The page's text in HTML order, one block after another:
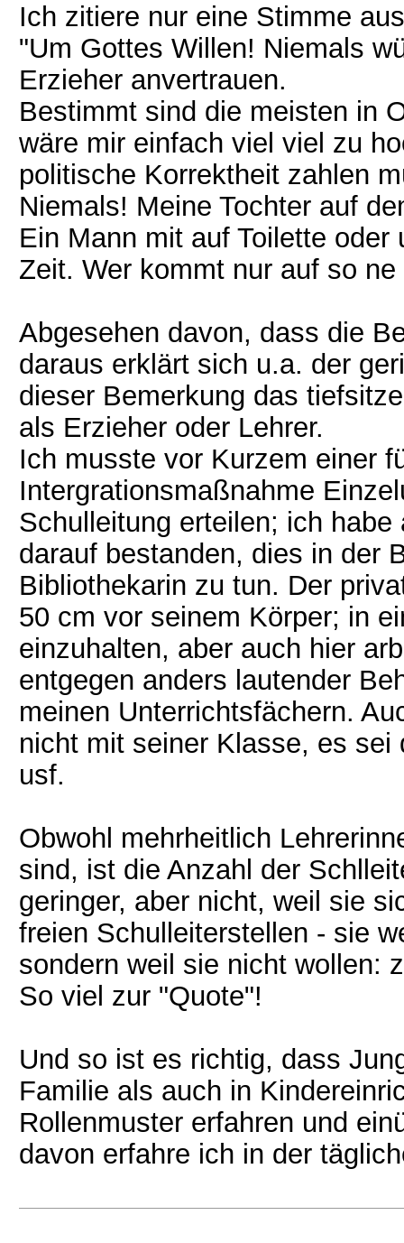
Ich zitiere nur eine Stimme
"Um Gottes Willen! Niemals
Erzieher anvertrauen.
Bestimmt sind die meisten in
wäre mir einfach viel viel zu
politische Korrektheit zahlen
Niemals! Meine Tochter auf
Ein Mann mit auf Toilette
Zeit. Wer kommt nur auf so
Abgesehen davon, dass die
daraus erklärt sich u.a. der
dieser Bemerkung das
als Erzieher oder Lehrer.
Ich musste vor Kurzem einer
Intergrationsmaßnahme
Schulleitung erteilen; ich
darauf bestanden, dies in der
Bibliothekarin zu tun. Der
50 cm vor seinem Körper; in
einzuhalten, aber auch hier
entgegen anders lautender
meinen Unterrichtsfächern.
nicht mit seiner Klasse, es sei
usf.
Obwohl mehrheitlich
sind, ist die Anzahl der
geringer, aber nicht, weil sie
freien Schulleiterstellen - sie
sondern weil sie nicht wollen:
So viel zur "Quote"!
Und so ist es richtig, dass
Familie als auch in
Rollenmuster erfahren und
davon erfahre ich in der